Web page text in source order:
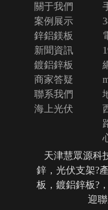
關于我們
案例展示
新聞資訊
商家答疑
聯系我們
海上光伏
天津慧眾源科
鋅，光伏支架?
板，鍍鋁鋅板?
迎